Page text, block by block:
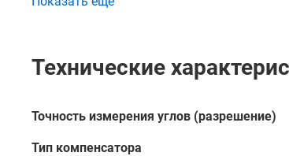
Купить электронный теодолит AMO TDL-
Технические
Точность измерения углов (разрешение)
Тип компенсатора